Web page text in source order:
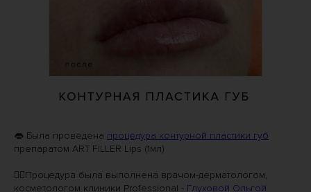
👄 Была проведена процедура контурной пластики губ
препаратом ART FILLER Lips (1мл)
👩‍⚕️Процедура была выполнена врачом-дерматологом,
косметологом клиники Professional - Глуховой Ольгой